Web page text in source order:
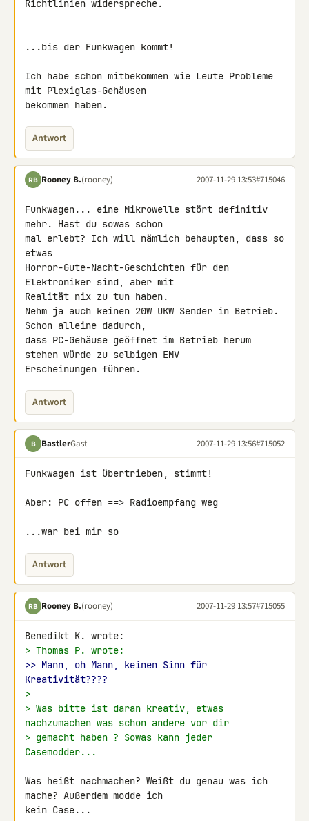
Richtlinien widerspreche.
...bis der Funkwagen kommt!
Ich habe schon mitbekommen wie Leute Probleme
mit Plexiglas-Gehäusen
bekommen haben.
Antwort
RB Rooney B.(rooney) 2007-11-29 13:53#715046
Funkwagen... eine Mikrowelle stört definitiv
mehr. Hast du sowas schon
mal erlebt? Ich will nämlich behaupten, dass so
etwas
Horror-Gute-Nacht-Geschichten für den
Elektroniker sind, aber mit
Realität nix zu tun haben.
Nehm ja auch keinen 20W UKW Sender in Betrieb.
Schon alleine dadurch,
dass PC-Gehäuse geöffnet im Betrieb herum
stehen würde zu selbigen EMV
Erscheinungen führen.
Antwort
B BastlerGast 2007-11-29 13:56#715052
Funkwagen ist übertrieben, stimmt!
Aber: PC offen ==> Radioempfang weg
...war bei mir so
Antwort
RB Rooney B.(rooney) 2007-11-29 13:57#715055
> Thomas P. wrote:
>> Mann, oh Mann, keinen Sinn für
Kreativität????
>
> Was bitte ist daran kreativ, etwas
nachzumachen was schon andere vor dir
> gemacht haben ? Sowas kann jeder
Casemodder...
Was heißt nachmachen? Weißt du genau was ich
mache? Außerdem modde ich
kein Case...